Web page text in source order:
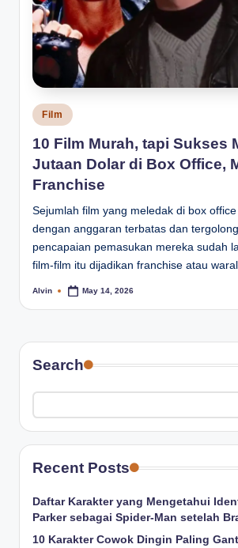
Posted
in
Film
10 Film Murah, tapi Sukses
Jutaan Dolar di Box Office,
Franchise
Sejumlah film yang meledak di box
dengan anggaran terbatas dan
pencapaian pemasukan mereka sudah
film-film itu dijadikan franchise atau
Posted
Alvin May 14, 2026
Search
Recent Posts
Daftar Karakter yang Mengetahui
Parker sebagai Spider-Man setelah
10 Karakter Cowok Dingin Paling